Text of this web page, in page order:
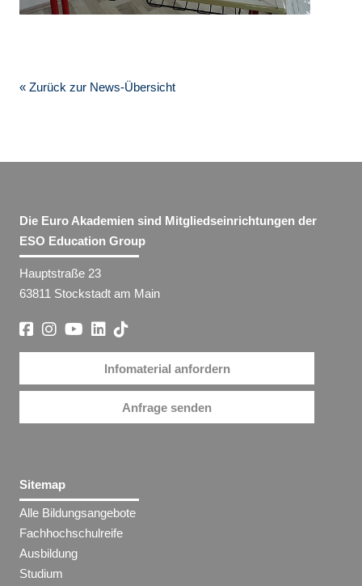
« Zurück zur News-Übersicht
Die Euro Akademien sind Mitgliedseinrichtungen der
ESO Education Group
Hauptstraße 23
63811 Stockstadt am Main
Infomaterial anfordern
Anfrage senden
Sitemap
Alle Bildungsangebote
Fachhochschulreife
Ausbildung
Studium